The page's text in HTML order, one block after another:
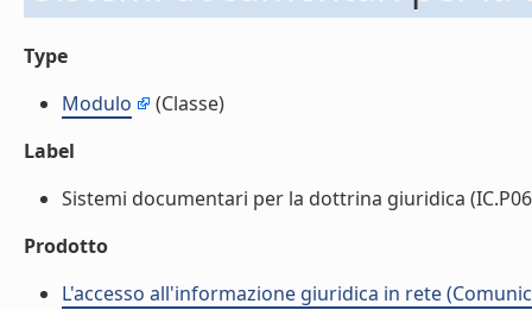
Type
Modulo
(Classe)
Label
Sistemi documentari per la dottrina giuridica
Prodotto
L'accesso all'informazione giuridica in rete